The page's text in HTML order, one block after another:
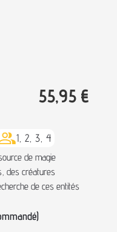
55,95 €
1, 2, 3, 4
de magie
des créatures
de ces entités